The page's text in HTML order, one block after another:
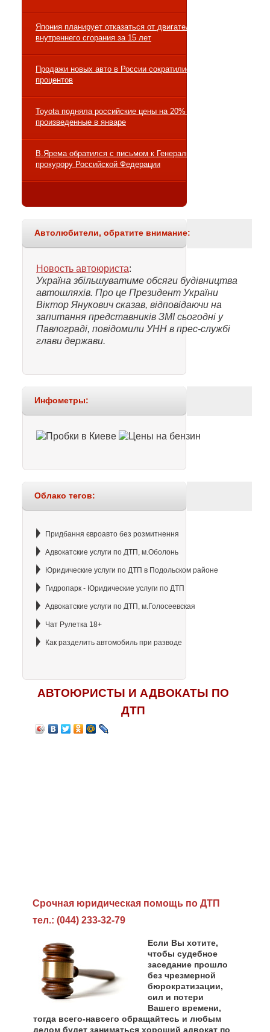
Япония планирует отказаться от двигателей
внутреннего сгорания за 15 лет
Продажи новых авто в России сократились на 10
процентов
Toyota подняла российские цены на 20% на авто,
произведенные в январе
В.Ярема обратился с письмом к Генеральному
прокурору Российской Федерации
Автолюбители, обратите внимание:
Новость автоюриста:
Україна збільшуватиме обсяги будівництва
автошляхів. Про це Президент України
Віктор Янукович сказав, відповідаючи на
запитання представників ЗМІ сьогодні у
Павлограді, повідомили УНН в прес-службі
глави держави.
Инфометры:
Облако тегов:
Придбання євроавто без розмитнення
Адвокатские услуги по ДТП, м.Оболонь
Юридические услуги по ДТП в Подольском районе
Гидропарк - Юридические услуги по ДТП
Адвокатские услуги по ДТП, м.Голосеевская
Чат Рулетка 18+
Как разделить автомобиль при разводе
АВТОЮРИСТЫ И АДВОКАТЫ ПО
ДТП
Cрочная юридическая помощь по ДТП
тел.: (044) 233-32-79
Если Вы хотите,
чтобы судебное
заседание прошло
без чрезмерной
бюрократизации,
сил и потери
Вашего времени,
тогда всего-навсего обращайтесь и любым
делом будет заниматься хороший адвокат по